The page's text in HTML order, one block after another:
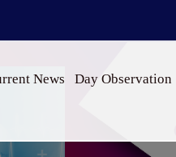
News Day Observation